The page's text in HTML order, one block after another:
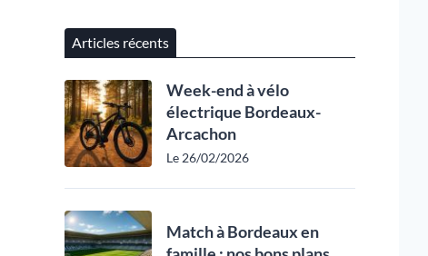
Articles récents
Week-end à vélo
électrique Bordeaux-
Arcachon
Le 26/02/2026
Match à Bordeaux en